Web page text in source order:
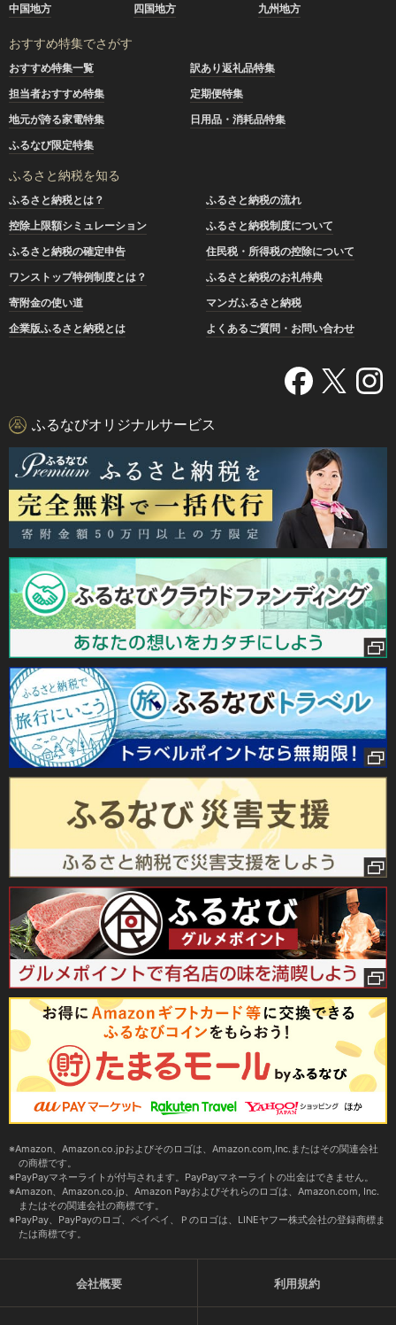
中国地方
四国地方 九州地方
おすすめ特集でさがす
おすすめ特集一覧
訳あり返礼品特集
担当者おすすめ特集
定期便特集
地元が誇る家電特集
日用品・消耗品特集
ふるなび限定特集
ふるさと納税を知る
ふるさと納税とは？
ふるさと納税の流れ
控除上限額シミュレーション
ふるさと納税制度について
ふるさと納税の確定申告
住民税・所得税の控除について
ワンストップ特例制度とは？
ふるさと納税のお礼特典
寄附金の使い道
マンガふるさと納税
企業版ふるさと納税とは
よくあるご質問・お問い合わせ
ふるなびオリジナルサービス
Amazon、Amazon.co.jpおよびそのロゴは、Amazon.com,Inc.またはその関連会社
の商標です。
PayPayマネーライトが付与されます。PayPayマネーライトの出金はできません。
Amazon、Amazon.co.jp、Amazon Payおよびそれらのロゴは、Amazon.com, Inc.
またはその関連会社の商標です。
PayPay、PayPayのロゴ、ペイペイ、Ｐのロゴは、LINEヤフー株式会社の登録商標ま
たは商標です。
会社概要 利用規約